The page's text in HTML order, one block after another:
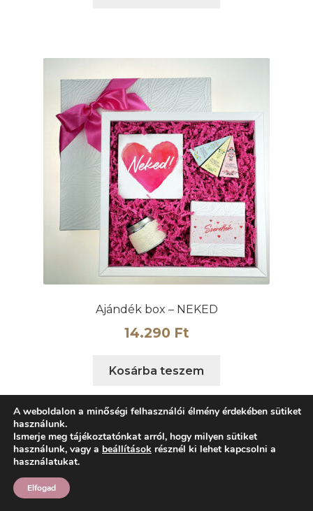
Ajándék box – NEKED
14.290 Ft
Kosárba teszem
A weboldalon a minőségi felhasználói élmény érdekében sütiket
használunk.
Ismerje meg tájékoztatónkat arról, hogy milyen sütiket
használunk, vagy a beállítások résznél ki lehet kapcsolni a
használatukat.
Elfogad